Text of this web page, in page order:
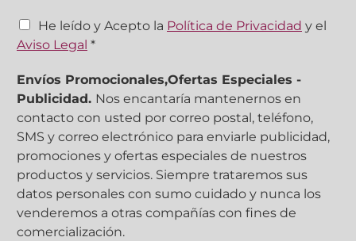
C
a
s
i
l
l
a
s
d
e
v
e
r
i
He leído y Acepto la Política de Privacidad y el
Aviso Legal *
Envíos Promocionales,Ofertas Especiales -
Publicidad. Nos encantaría mantenernos en
contacto con usted por correo postal, teléfono,
SMS y correo electrónico para enviarle publicidad,
promociones y ofertas especiales de nuestros
productos y servicios. Siempre trataremos sus
datos personales con sumo cuidado y nunca los
venderemos a otras compañías con fines de
comercialización.